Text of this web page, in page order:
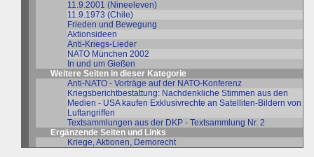
11.9.2001 (Nineeleven)
11.9.1973 (Chile)
Frieden und Bewegung
Aktionsideen
Anti-Kriegs-Lieder
NATO München 2002
In und um Gießen
Weitere Seiten in dieser Kategorie
Anti-NATO - Vorträge auf der NATO-Konferenz
Kriegsberichtbestattung: Nachdenkliche Stimmen aus den
Medien - USA kaufen Exklusivrechte an Satelliten-Bildern von
Luftangriffen
Textsammlungen aus der DKP - Textsammlung Nr. 2
Ergänzende Seiten und Links
Kriege, Aktionen, Demorecht